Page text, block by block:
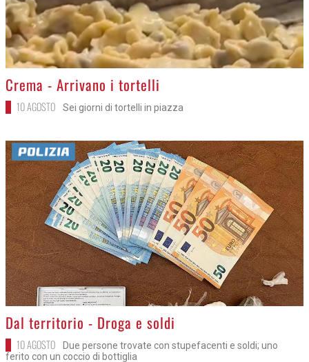
>
Crema - Arrivano i tortelli
10 AGOSTO Sei giorni di tortelli in piazza
>
Dal territorio - Droga e soldi
10 AGOSTO
Due persone trovate con stupefacenti e soldi; uno
ferito con un coccio di bottiglia